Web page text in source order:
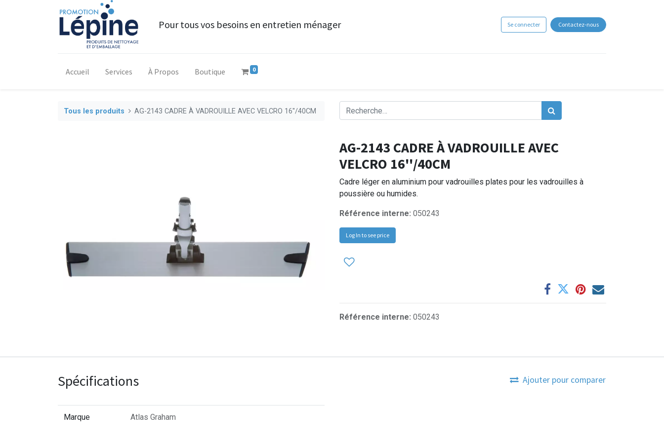
Pour tous vos besoins en entretien ménager Se connecter Contactez-nous
Accueil Services À Propos Boutique 0
Tous les produits AG-2143 CADRE À VADROUILLE AVEC VELCRO 16''/40CM
AG-2143 CADRE À VADROUILLE AVEC
VELCRO 16''/40CM
Cadre léger en aluminium pour vadrouilles plates pour les vadrouilles à
poussière ou humides.
Référence interne: 050243
Log In to see price
Référence interne: 050243
Spécifications Ajouter pour comparer
Marque Atlas Graham